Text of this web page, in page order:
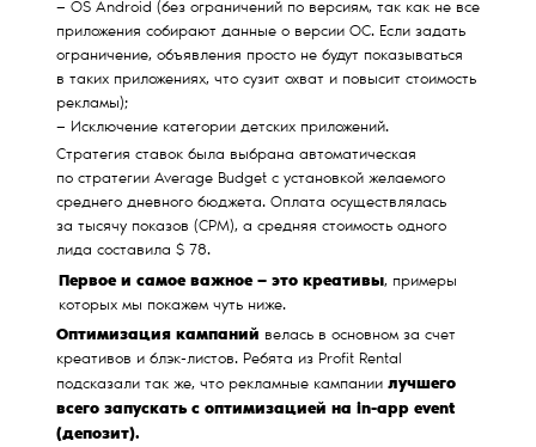
— OS Android (без ограничений по версиям, так как не все
приложения собирают данные о версии ОС. Если задать
ограничение, объявления просто не будут показываться
в таких приложениях, что сузит охват и повысит стоимость
рекламы);
— Исключение категории детских приложений.
Стратегия ставок была выбрана автоматическая
по стратегии Average Budget с установкой желаемого
среднего дневного бюджета. Оплата осуществлялась
за тысячу показов (CPM), а средняя стоимость одного
лида составила $ 78.
Оптимизация кампаний велась в основном за счет
креативов и блэк-листов. Ребята из Profit Rental
подсказали так же, что рекламные кампании лучшего
всего запускать с оптимизацией на in-app event
(депозит).
Первое и самое важное — это креативы, примеры
которых мы покажем чуть ниже.